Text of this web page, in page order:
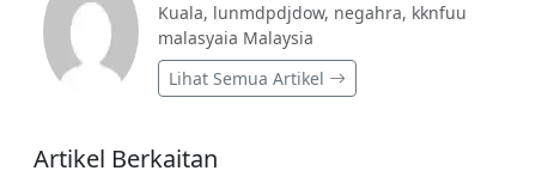
Kuala, lunmdpdjdow, negahra, kknfuu
malasyaia Malaysia
Lihat Semua Artikel
Artikel Berkaitan